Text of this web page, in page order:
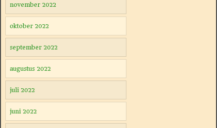
november 2022
oktober 2022
september 2022
augustus 2022
juli 2022
juni 2022